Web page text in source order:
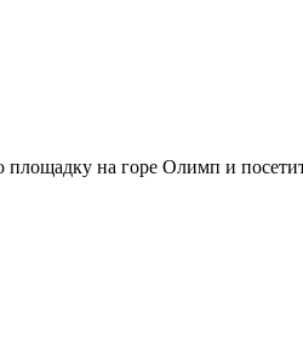
на горе Олимп и